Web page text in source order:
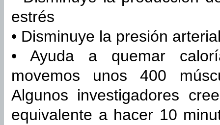
estrés
• Disminuye la presión
• Ayuda a quemar
movemos unos 400
Algunos investigadores
equivalente a hacer 10